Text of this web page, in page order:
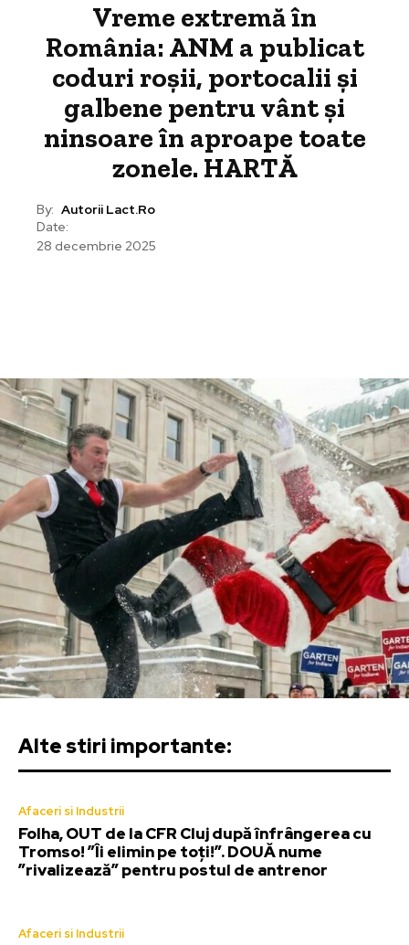
Vreme extremă în
România: ANM a publicat
coduri roșii, portocalii și
galbene pentru vânt și
ninsoare în aproape toate
zonele. HARTĂ
By: Autorii Lact.ro
Date:
28 decembrie 2025
Alte stiri importante:
Afaceri si Industrii
Folha, OUT de la CFR Cluj după înfrângerea cu
Tromso! ”Îi elimin pe toți!”. DOUĂ nume
”rivalizează” pentru postul de antrenor
Afaceri si Industrii